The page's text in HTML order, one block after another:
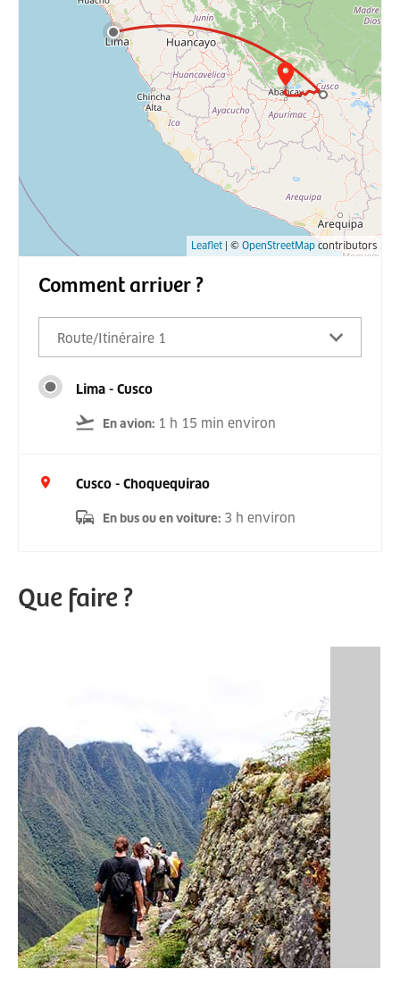
Leaflet | © OpenStreetMap contributors
Comment arriver ?
Route/Itinéraire 1
Lima - Cusco
En avion: 1 h 15 min environ
Cusco - Choquequirao
En bus ou en voiture: 3 h environ
Que faire ?